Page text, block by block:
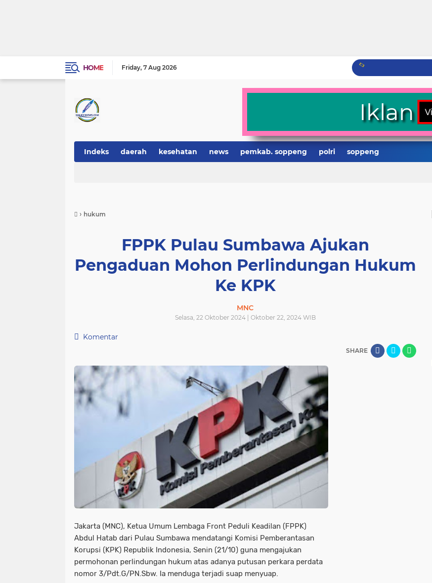
HOME Friday 7 Aug 2026
Iklan
Indeks daerah kesehatan news pemkab. soppeng polri soppeng
› hukum
FPPK Pulau Sumbawa Ajukan
Pengaduan Mohon Perlindungan Hukum
Ke KPK
MNC
Selasa, 22 Oktober 2024 | Oktober 22, 2024 WIB
Komentar
SHARE
Jakarta (MNC), Ketua Umum Lembaga Front Peduli Keadilan (FPPK)
Abdul Hatab dari Pulau Sumbawa mendatangi Komisi Pemberantasan
Korupsi (KPK) Republik Indonesia, Senin (21/10) guna mengajukan
permohonan perlindungan hukum atas adanya putusan perkara perdata
nomor 3/Pdt.G/PN.Sbw. Ia menduga terjadi suap menyuap.